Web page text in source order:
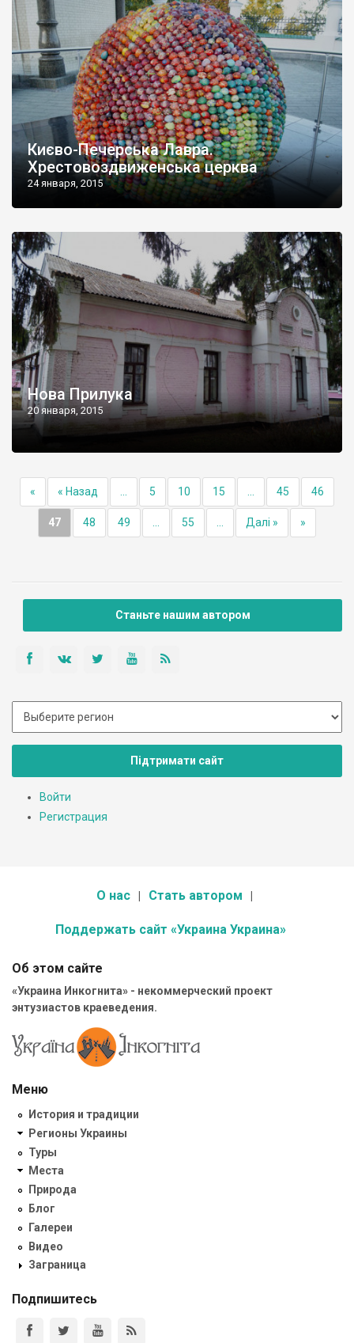
Києво-Печерська Лавра.
Хрестовоздвиженська церква
24 января, 2015
Нова Прилука
20 января, 2015
« « Назад 5 10 15 45 46
47 48 49 55 Далі » »
Станьте нашим автором
Підтримати сайт
Войти
Регистрация
О нас Стать автором
Поддержать сайт «Украина Украина»
Об этом сайте
«Украина Инкогнита» - некоммерческий проект
энтузиастов краеведения.
Меню
История и традиции
Регионы Украины
Туры
Места
Природа
Блог
Галереи
Видео
Заграница
Подпишитесь